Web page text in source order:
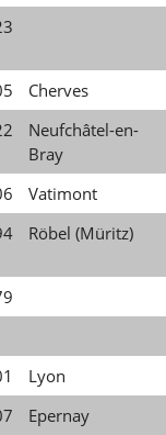
Cherves
Neufchâtel-en-
Bray
Vatimont
Röbel (Müritz)
Lyon
Epernay